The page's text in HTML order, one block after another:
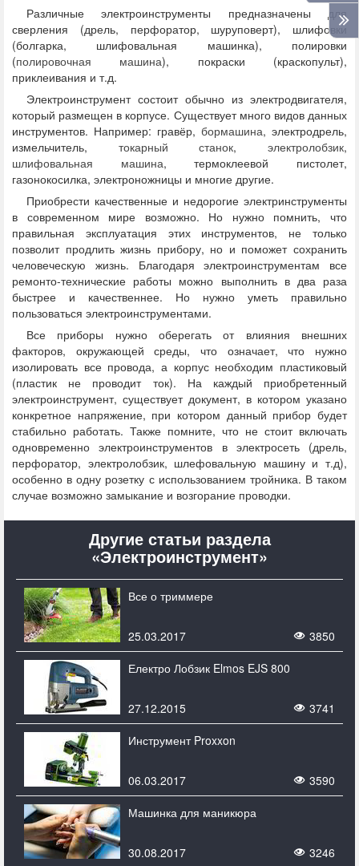
Различные электроинструменты предназначены для
сверления (дрель, перфоратор, шуруповерт), шлифовки
(болгарка, шлифовальная машинка), полировки
(полировочная машина), покраски (краскопульт),
приклеивания и т.д.
Электроинструмент состоит обычно из электродвигателя,
который размещен в корпусе. Существует много видов данных
инструментов. Например: гравёр, бормашина, электродрель,
измельчитель, токарный станок,электролобзик,
шлифовальная машина, термоклеевой пистолет,
газонокосилка, электроножницы и многие другие.
Приобрести качественные и недорогие электринструменты
в современном мире возможно. Но нужно помнить, что
правильная эксплуатация этих инструментов, не только
позволит продлить жизнь прибору, но и поможет сохранить
человеческую жизнь. Благодаря электроинструментам все
ремонто-технические работы можно выполнить в два раза
быстрее и качественнее. Но нужно уметь правильно
пользоваться электроинструментами.
Все приборы нужно оберегать от влияния внешних
факторов, окружающей среды, что означает, что нужно
изолировать все провода, а корпус необходим пластиковый
(пластик не проводит ток). На каждый приобретенный
электроинструмент, существует документ, в котором указано
конкретное напряжение, при котором данный прибор будет
стабильно работать. Также помните, что не стоит включать
одновременно электроинструментов в электросеть (дрель,
перфоратор, электролобзик, шлефовальную машину и т.д),
особенно в одну розетку с использованием тройника. В таком
случае возможно замыкание и возгорание проводки.
Другие статьи раздела
«Электроинструмент»
Все о триммере
25.03.2017
3850
Електро Лобзик Elmos EJS 800
27.12.2015
3741
Инструмент Proxxon
06.03.2017
3590
Машинка для маникюра
30.08.2017
3246